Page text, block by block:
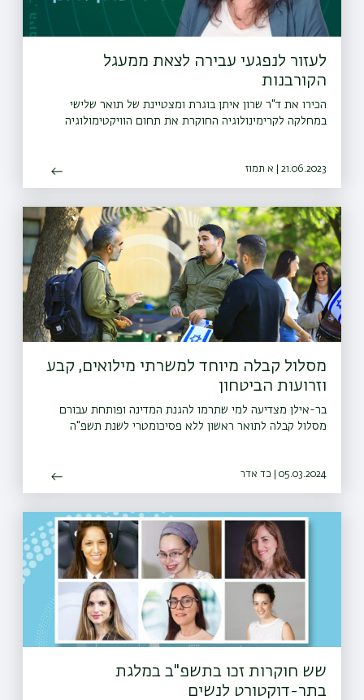
לעזור לנפגעי עבירה לצאת ממעגל
הקורבנות
הכירו את ד"ר שרון איתן בוגרת ומצטיינת של תואר שלישי
במחלקה לקרימינולוגיה החוקרת את תחום הוויקטימולוגיה
21.06.2023 | א תמוז
מסלול קבלה מיוחד למשרתי מילואים, קבע
וזרועות הביטחון
בר-אילן מצדיעה למי שתרמו להגנת המדינה ופותחת עבורם
מסלול קבלה לתואר ראשון ללא פסיכומטרי לשנת תשפ"ה
05.03.2024 | כד אדר
שש חוקרות זכו בתשפ"ב במלגת
בתר-דוקטורט לנשים